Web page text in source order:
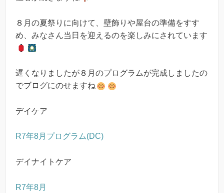
８月の夏祭りに向けて、壁飾りや屋台の準備をすす
め、みなさん当日を迎えるのを楽しみにされています
遅くなりましたが８月のプログラムが完成しましたの
でブログにのせますね
デイケア
R7年8月プログラム(DC)
デイナイトケア
R7年8月